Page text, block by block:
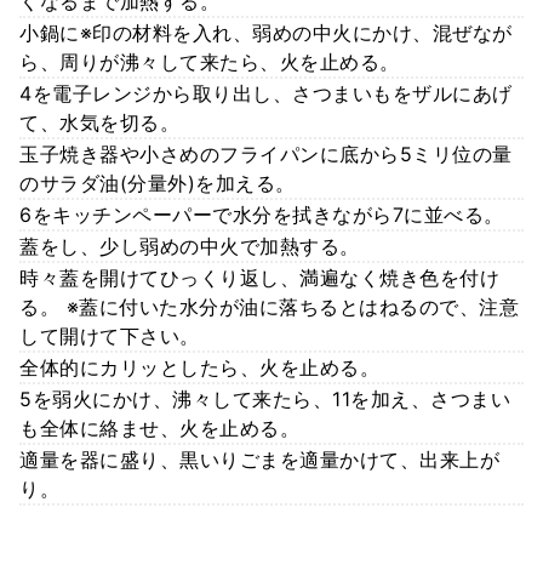
小鍋に※印の材料を入れ、弱めの中火にかけ、混ぜなが
ら、周りが沸々して来たら、火を止める。
4を電子レンジから取り出し、さつまいもをザルにあげ
て、水気を切る。
玉子焼き器や小さめのフライパンに底から5ミリ位の量
のサラダ油(分量外)を加える。
6をキッチンペーパーで水分を拭きながら7に並べる。
蓋をし、少し弱めの中火で加熱する。
時々蓋を開けてひっくり返し、満遍なく焼き色を付け
る。 ※蓋に付いた水分が油に落ちるとはねるので、注意
して開けて下さい。
全体的にカリッとしたら、火を止める。
5を弱火にかけ、沸々して来たら、11を加え、さつまい
も全体に絡ませ、火を止める。
適量を器に盛り、黒いりごまを適量かけて、出来上が
り。